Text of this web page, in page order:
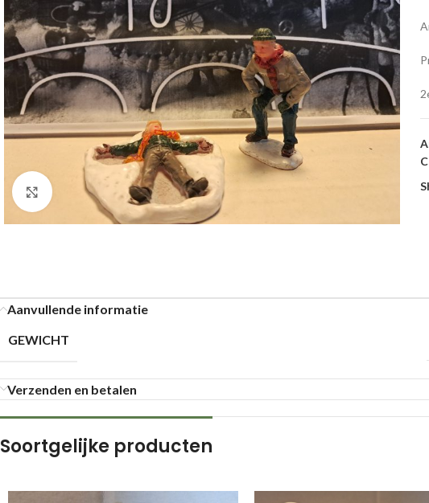
Klik om te vergroten
Aanvullende informatie
GEWICHT
Verzenden en betalen
Soortgelijke producten